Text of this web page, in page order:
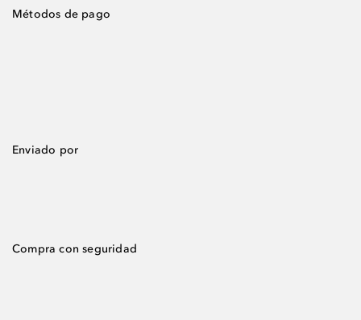
Métodos de pago
Enviado por
Compra con seguridad